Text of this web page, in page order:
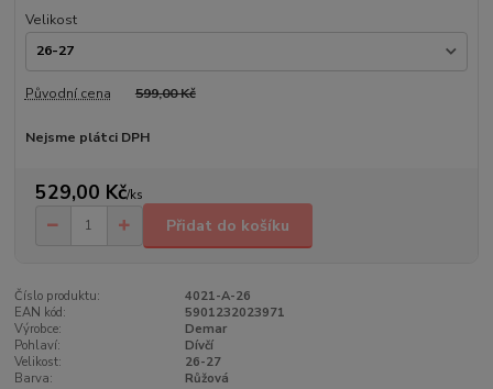
Velikost
Původní cena 599,00 Kč
Nejsme plátci DPH
529,00 Kč/ks
Přidat do košíku
Číslo produktu:
4021-A-26
EAN kód:
5901232023971
Výrobce:
Demar
Pohlaví:
Dívčí
Velikost:
26-27
Barva:
Růžová